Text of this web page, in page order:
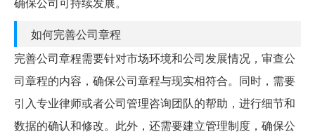
如何完善公司章程
完善公司章程需要针对市场环境和公司发展情况，审查公
司章程的内容，确保公司章程与现实相符合。同时，需要
引入专业律师或者公司管理咨询团队的帮助，进行细节和
数据的确认和修改。此外，还需要建立管理制度，确保公